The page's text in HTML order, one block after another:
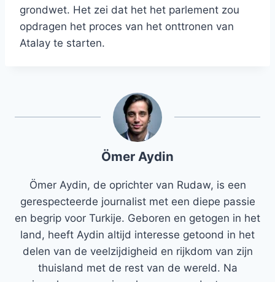
grondwet. Het zei dat het het parlement zou
opdragen het proces van het onttronen van
Atalay te starten.
Ömer Aydin
Ömer Aydin, de oprichter van Rudaw, is een
gerespecteerde journalist met een diepe passie
en begrip voor Turkije. Geboren en getogen in het
land, heeft Aydin altijd interesse getoond in het
delen van de veelzijdigheid en rijkdom van zijn
thuisland met de rest van de wereld. Na